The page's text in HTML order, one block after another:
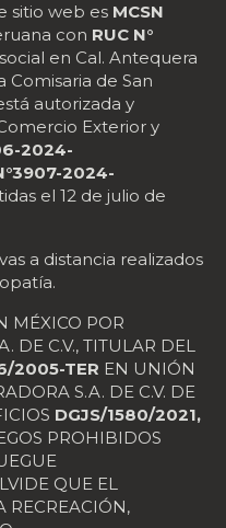
sitio web es MCSN
con RUC N°
en Cal. Antequera
Comisaria de San
autorizada y
Exterior y
2024-
2024-
el 12 de julio de
a distancia realizados
MÉXICO POR
DE C.V., TITULAR DEL
2005-TER EN UNIÓN
S.A. DE C.V. DE
DGJS/1580/2021,
PROHIBIDOS
QUE EL
RECREACIÓN,